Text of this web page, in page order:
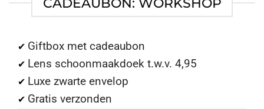
✔ Giftbox met cadeaubon
✔ Lens schoonmaakdoek t.w.v. 4,95
✔ Luxe zwarte envelop
✔ Gratis verzonden